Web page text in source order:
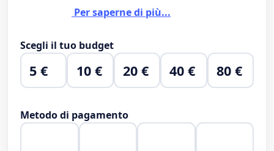
Per saperne di più...
Scegli il tuo budget
5 € 10 € 20 € 40 € 80 €
Metodo di pagamento